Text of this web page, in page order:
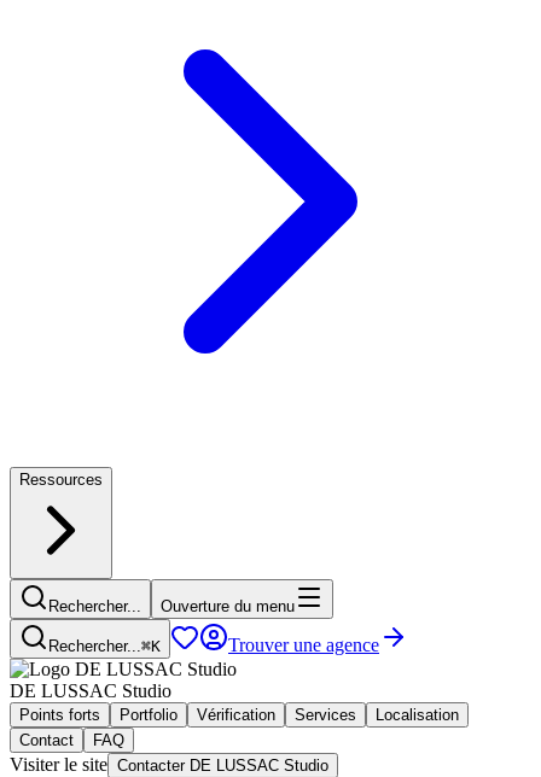
Ressources
Rechercher... Ouverture du menu
Rechercher...⌘K Trouver une agence
DE LUSSAC Studio
Points forts Portfolio Vérification Services
Localisation
Contact
FAQ
Visiter le site Contacter DE LUSSAC Studio